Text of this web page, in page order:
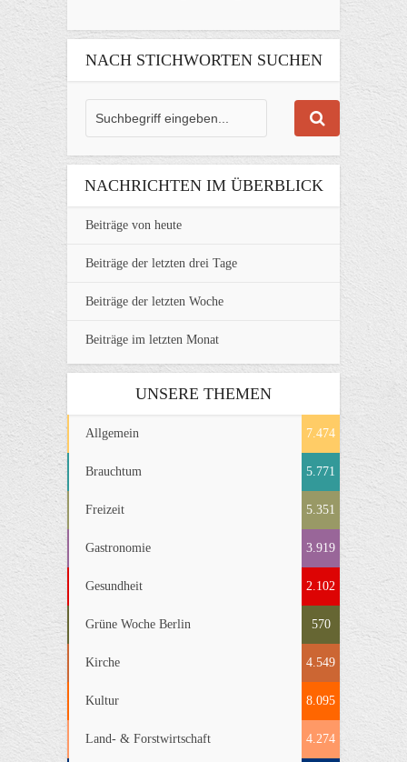
NACH STICHWORTEN SUCHEN
NACHRICHTEN IM ÜBERBLICK
Beiträge von heute
Beiträge der letzten drei Tage
Beiträge der letzten Woche
Beiträge im letzten Monat
UNSERE THEMEN
Allgemein 7.474
Brauchtum 5.771
Freizeit 5.351
Gastronomie 3.919
Gesundheit 2.102
Grüne Woche Berlin 570
Kirche 4.549
Kultur 8.095
Land- & Forstwirtschaft 4.274